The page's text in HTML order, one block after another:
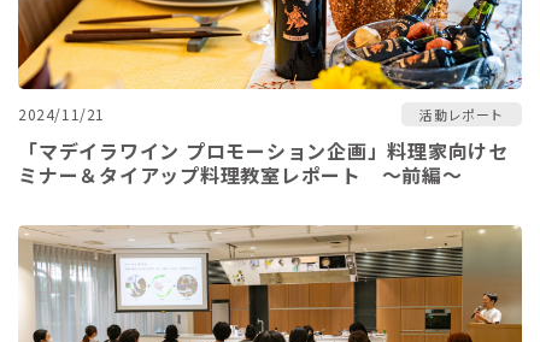
2024/11/21 活動レポート
「マデイラワイン プロモーション企画」料理家向けセ
ミナー＆タイアップ料理教室レポート ～前編～